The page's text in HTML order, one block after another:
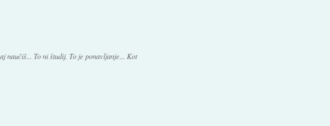
naučiš... To ni študij. To je ponavljanje... Kot